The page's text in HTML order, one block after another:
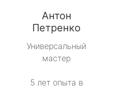
Антон
Петренко
Универсальный
мастер
5 лет опыта в